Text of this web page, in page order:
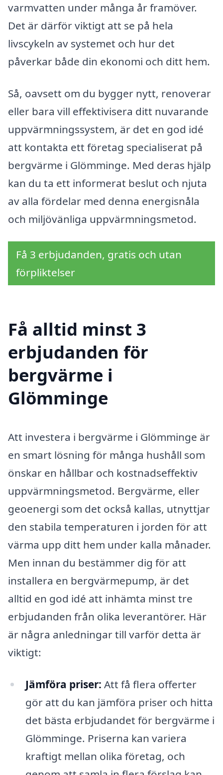
varmvatten under många år framöver.
Det är därför viktigt att se på hela
livscykeln av systemet och hur det
påverkar både din ekonomi och ditt hem.
Så, oavsett om du bygger nytt, renoverar
eller bara vill effektivisera ditt nuvarande
uppvärmningssystem, är det en god idé
att kontakta ett företag specialiserat på
bergvärme i Glömminge. Med deras hjälp
kan du ta ett informerat beslut och njuta
av alla fördelar med denna energisnåla
och miljövänliga uppvärmningsmetod.
Få 3 erbjudanden, gratis och utan
förpliktelser
Få alltid minst 3
erbjudanden för
bergvärme i
Glömminge
Att investera i bergvärme i Glömminge är
en smart lösning för många hushåll som
önskar en hållbar och kostnadseffektiv
uppvärmningsmetod. Bergvärme, eller
geoenergi som det också kallas, utnyttjar
den stabila temperaturen i jorden för att
värma upp ditt hem under kalla månader.
Men innan du bestämmer dig för att
installera en bergvärmepump, är det
alltid en god idé att inhämta minst tre
erbjudanden från olika leverantörer. Här
är några anledningar till varför detta är
viktigt:
Jämföra priser: Att få flera offerter
gör att du kan jämföra priser och hitta
det bästa erbjudandet för bergvärme i
Glömminge. Priserna kan variera
kraftigt mellan olika företag, och